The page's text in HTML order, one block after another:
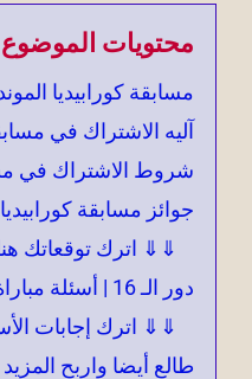
محتويات الموضوع
مسابقة كورابيديا
آليه الاشتراك في
شروط الاشتراك في
جوائز مسابقة كورابيديا
⇓⇓ اترك توقعاتك
دور الـ 16 | أسئلة مباراة اليابان x كرواتيا
⇓⇓ اترك إجابات
طالع أيضا واربح